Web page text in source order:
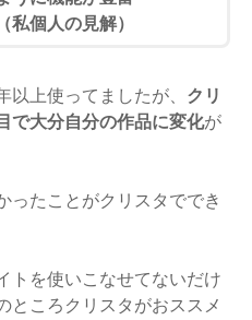
私個人の見解）
上使ってましたが、 クリ
で大分自分の作品に変化が
ったことがクリスタででき
トを使いこなせてないだけ
ところクリスタがおススメ